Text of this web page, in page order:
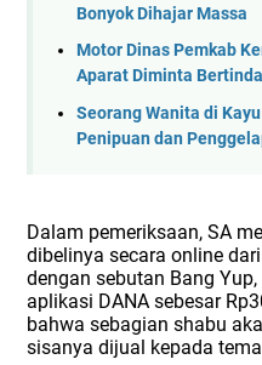
Bonyok Dihajar Massa
Motor Dinas Pemkab
Aparat Diminta
Seorang Wanita di
Penipuan dan
Dalam pemeriksaan, SA
dibelinya secara online
dengan sebutan Bang
aplikasi DANA sebesar
bahwa sebagian shabu
sisanya dijual kepada